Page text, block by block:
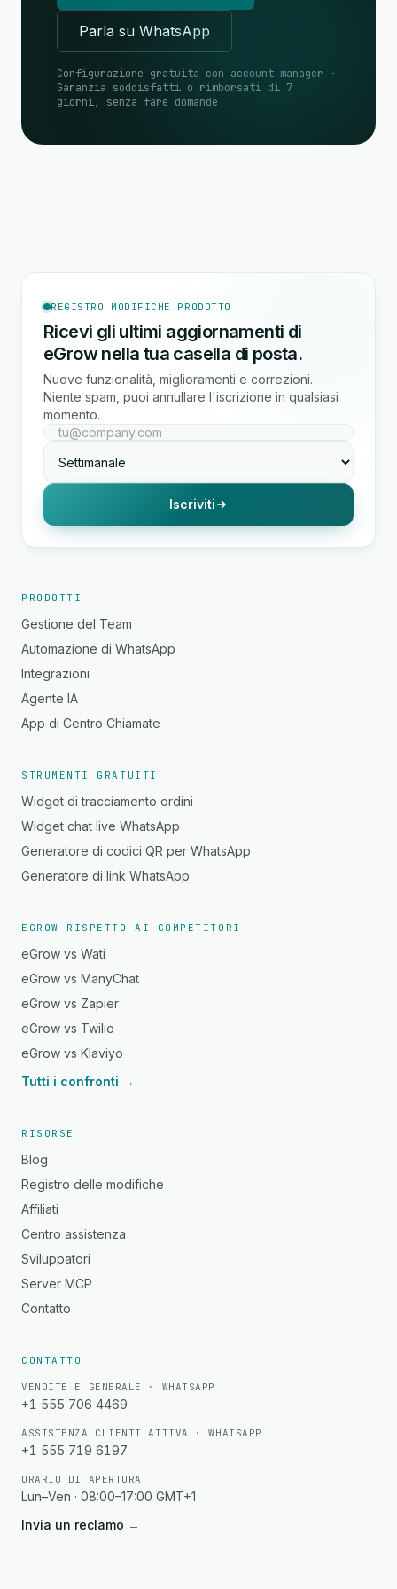
Parla su WhatsApp
Configurazione gratuita con account manager ·
Garanzia soddisfatti o rimborsati di 7
giorni, senza fare domande
REGISTRO MODIFICHE PRODOTTO
Ricevi gli ultimi aggiornamenti di
eGrow nella tua casella di posta.
Nuove funzionalità, miglioramenti e correzioni.
Niente spam, puoi annullare l'iscrizione in qualsiasi
momento.
Iscriviti
PRODOTTI
Gestione del Team
Automazione di WhatsApp
Integrazioni
Agente IA
App di Centro Chiamate
STRUMENTI GRATUITI
Widget di tracciamento ordini
Widget chat live WhatsApp
Generatore di codici QR per WhatsApp
Generatore di link WhatsApp
EGROW RISPETTO AI COMPETITORI
eGrow vs Wati
eGrow vs ManyChat
eGrow vs Zapier
eGrow vs Twilio
eGrow vs Klaviyo
Tutti i confronti →
RISORSE
Blog
Registro delle modifiche
Affiliati
Centro assistenza
Sviluppatori
Server MCP
Contatto
CONTATTO
VENDITE E GENERALE · WHATSAPP
+1 555 706 4469
ASSISTENZA CLIENTI ATTIVA · WHATSAPP
+1 555 719 6197
ORARIO DI APERTURA
Lun–Ven · 08:00–17:00 GMT+1
Invia un reclamo →